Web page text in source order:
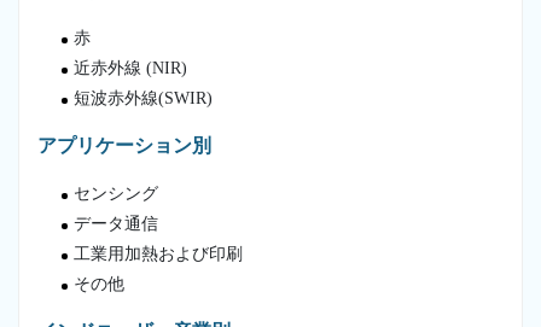
赤
近赤外線 (NIR)
短波赤外線(SWIR)
アプリケーション別
センシング
データ通信
工業用加熱および印刷
その他